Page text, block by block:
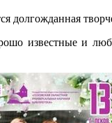
долгожданная
известные и